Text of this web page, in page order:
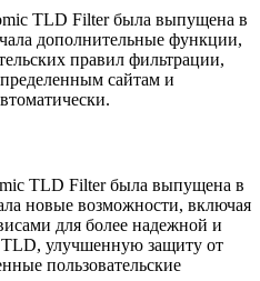
TLD Filter была выпущена в
дополнительные функции,
правил фильтрации,
сайтам и
TLD Filter была выпущена в
новые возможности, включая
для более надежной и
улучшенную защиту от
пользовательские